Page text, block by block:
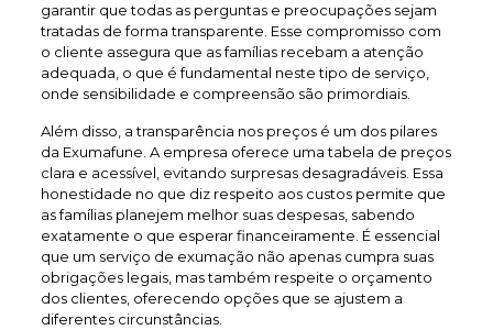
garantir que todas as perguntas e preocupações sejam
tratadas de forma transparente. Esse compromisso com
o cliente assegura que as famílias recebam a atenção
adequada, o que é fundamental neste tipo de serviço,
onde sensibilidade e compreensão são primordiais.
Além disso, a transparência nos preços é um dos pilares
da Exumafune. A empresa oferece uma tabela de preços
clara e acessível, evitando surpresas desagradáveis. Essa
honestidade no que diz respeito aos custos permite que
as famílias planejem melhor suas despesas, sabendo
exatamente o que esperar financeiramente. É essencial
que um serviço de exumação não apenas cumpra suas
obrigações legais, mas também respeite o orçamento
dos clientes, oferecendo opções que se ajustem a
diferentes circunstâncias.